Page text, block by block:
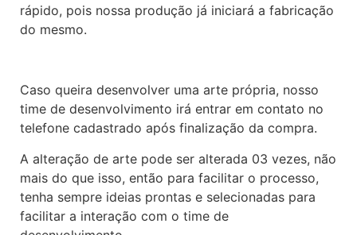
rápido, pois nossa produção já iniciará a fabricação
do mesmo.
Caso queira desenvolver uma arte própria, nosso
time de desenvolvimento irá entrar em contato no
telefone cadastrado após finalização da compra.
A alteração de arte pode ser alterada 03 vezes, não
mais do que isso, então para facilitar o processo,
tenha sempre ideias prontas e selecionadas para
facilitar a interação com o time de